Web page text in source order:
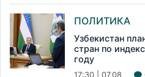
ПОЛИТИКА
Узбекистан
стран по
году
17:30 | 07.08